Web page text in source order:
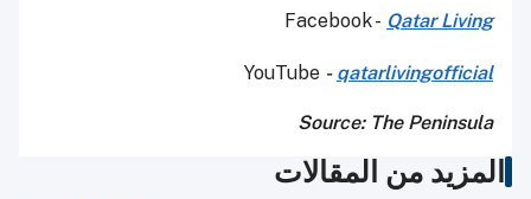
Facebook - Qatar Living
YouTube - qatarlivingofficial
Source: The Peninsula
المزيد من المقالات